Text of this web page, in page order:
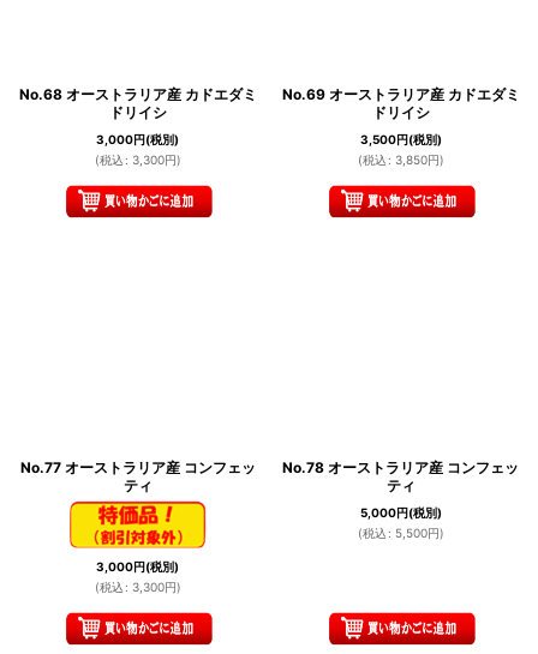
No.68 オーストラリア産 カドエダミ
ドリイシ
3,000円(税別)
(税込 : 3,300円)
No.69 オーストラリア産 カドエダミ
ドリイシ
3,500円(税別)
(税込 : 3,850円)
No.77 オーストラリア産 コンフェッ
ティ
3,000円(税別)
(税込 : 3,300円)
No.78 オーストラリア産 コンフェッ
ティ
5,000円(税別)
(税込 : 5,500円)